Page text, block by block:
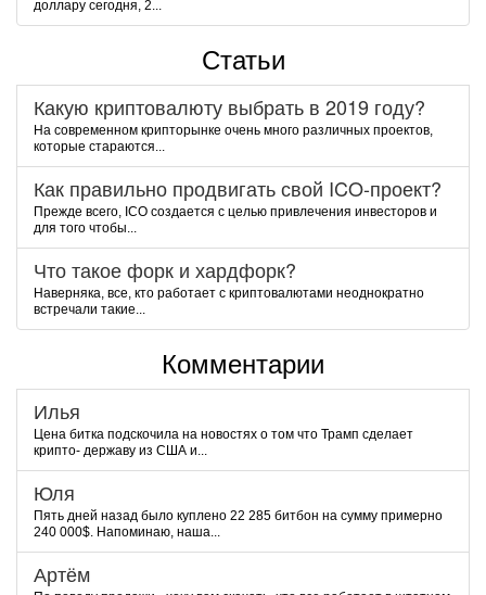
доллару сегодня, 2...
Статьи
Какую криптовалюту выбрать в 2019 году?
На современном крипторынке очень много различных проектов,
которые стараются...
Как правильно продвигать свой ICO-проект?
Прежде всего, ICO создается с целью привлечения инвесторов и
для того чтобы...
Что такое форк и хардфорк?
Наверняка, все, кто работает с криптовалютами неоднократно
встречали такие...
Комментарии
Илья
Цена битка подскочила на новостях о том что Трамп сделает
крипто- державу из США и...
Юля
Пять дней назад было куплено 22 285 битбон на сумму примерно
240 000$. Напоминаю, наша...
Артём